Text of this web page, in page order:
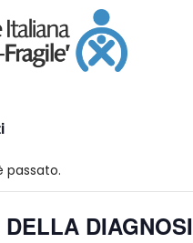
passato.
DIAGNOSI